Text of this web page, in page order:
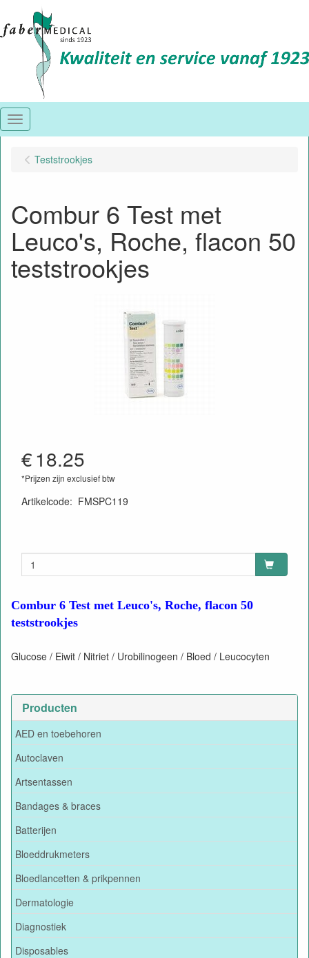
Menu
Producten
AED en toebehoren
Autoclaven
Artsentassen
Bandages & braces
Batterijen
Bloeddrukmeters
Bloedlancetten & prikpennen
Dermatologie
Diagnostiek
Disposables
Teststrookjes
Combur 6 Test met
Leuco's, Roche, flacon 50
teststrookjes
€18.25
*Prijzen zijn exclusief btw
Artikelcode: FMSPC119
Combur 6 Test met Leuco's, Roche, flacon 50
teststrookjes
Glucose / Eiwit / Nitriet / Urobilinogeen / Bloed / Leucocyten